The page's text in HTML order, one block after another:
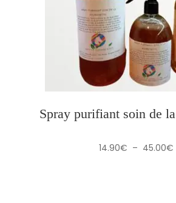
Spray purifiant soin de
14.90€ – 45.00€